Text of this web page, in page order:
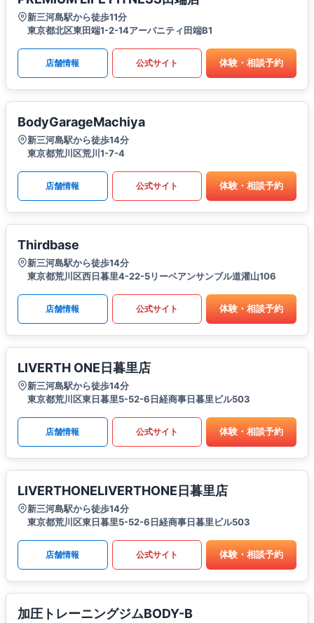
新三河島駅から徒歩11分
東京都北区東田端1-2-14アーバニティ田端B1
店舗情報 公式サイト 体験・相談予約
BodyGarageMachiya
新三河島駅から徒歩14分
東京都荒川区荒川1-7-4
店舗情報 公式サイト 体験・相談予約
Thirdbase
新三河島駅から徒歩14分
東京都荒川区西日暮里4-22-5リーベアンサンブル道灌山106
店舗情報 公式サイト 体験・相談予約
LIVERTH ONE日暮里店
新三河島駅から徒歩14分
東京都荒川区東日暮里5-52-6日経商事日暮里ビル503
店舗情報 公式サイト 体験・相談予約
LIVERTHONELIVERTHONE日暮里店
新三河島駅から徒歩14分
東京都荒川区東日暮里5-52-6日経商事日暮里ビル503
店舗情報 公式サイト 体験・相談予約
加圧トレーニングジムBODY-B